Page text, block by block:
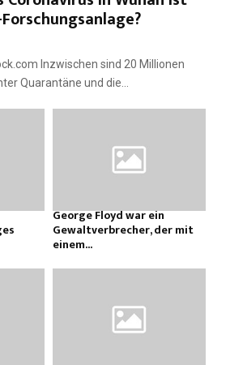
Inzwischen sind 20 Millionen
Quarantäne und die...
George Floyd war ein
Gewaltverbrecher, der mit
einem...